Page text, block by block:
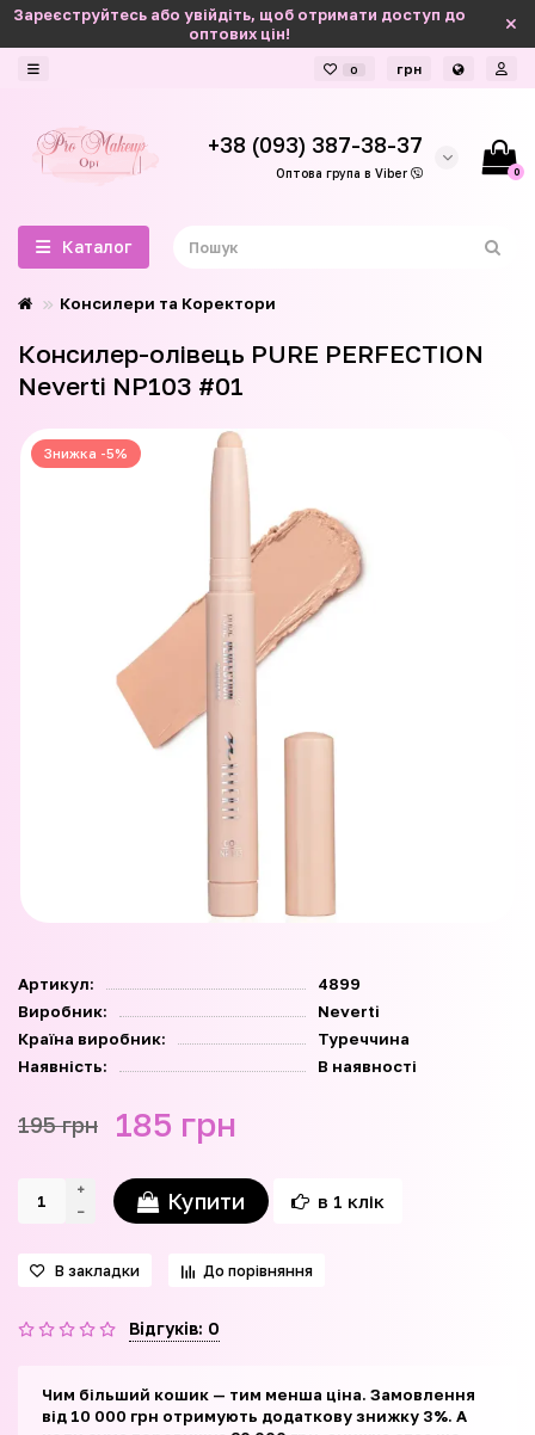
Зареєструйтесь або увійдіть, щоб отримати доступ до
оптових цін!
0 грн
+38 (093) 387-38-37
Оптова група в Viber 0
Каталог
Консилери та Коректори
Консилер-олівець PURE PERFECTION
Neverti NP103 #01
Знижка -5%
Артикул:
4899
Виробник:
Neverti
Країна виробник:
Туреччина
Наявність:
В наявності
195 грн 185 грн
Купити в 1 клік
В закладки До порівняння
Відгуків: 0
Чим більший кошик — тим менша ціна. Замовлення
від 10 000 грн отримують додаткову знижку 3%. А